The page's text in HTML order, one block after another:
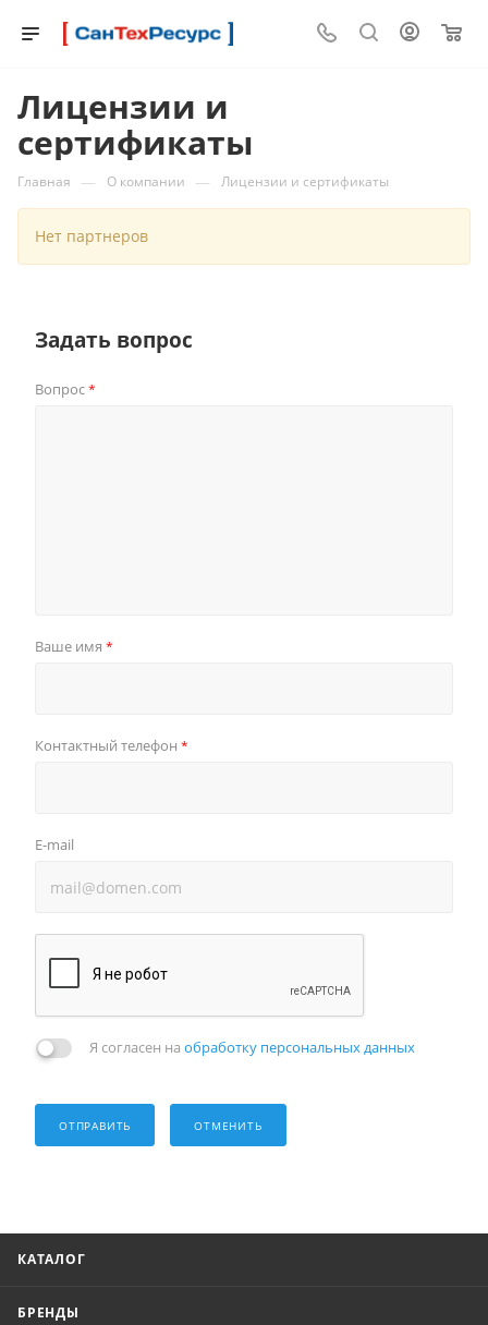
Лицензии и
сертификаты
Главная — О компании — Лицензии и сертификаты
Нет партнеров
Задать вопрос
Вопрос*
Ваше имя *
Контактный телефон *
E-mail
Я согласен на обработку персональных данных
ОТПРАВИТЬ ОТМЕНИТЬ
КАТАЛОГ
БРЕНДЫ